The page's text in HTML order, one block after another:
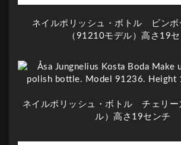
ネイルポリッシュ・ボトル ビンボ
（91210モデル）高さ19
ネイルポリッシュ・ボトル チェリ
ル）高さ19センチ